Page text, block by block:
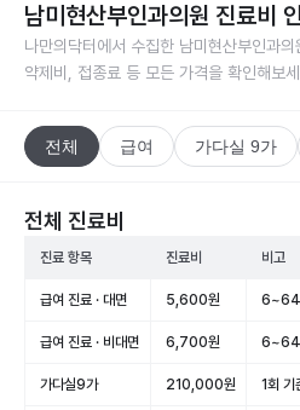
남미현산부인과의원 진료비
나만의닥터에서 수집한 남미현산부인과의
약제비, 접종료 등 모든 가격을 확인해보
전체 급여 가다실 9가
전체 진료비
진료 항목 진료비 비고
급여 진료 · 대면 5,600원 6~64
급여 진료 · 비대면 6,700원 6~64
가다실9가 210,000원 1회 기